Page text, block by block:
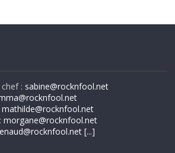
: sabine@rocknfool.net
mathilde@rocknfool.net
morgane@rocknfool.net
[...]